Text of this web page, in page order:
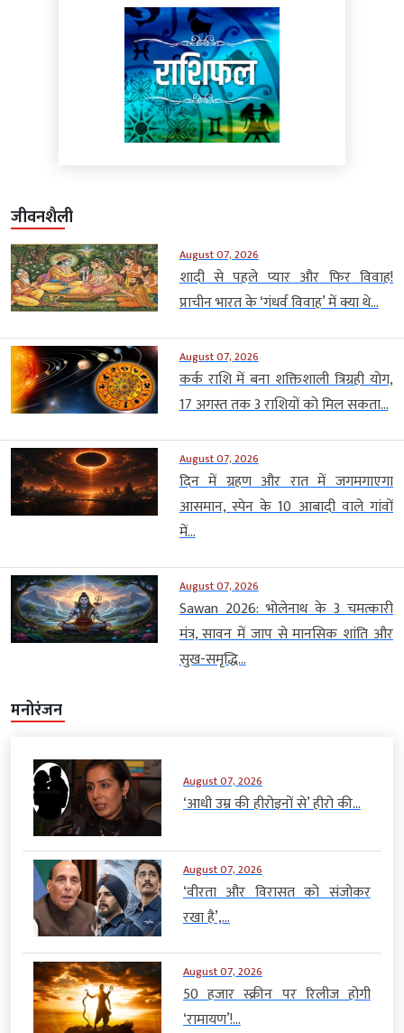
जीवनशैली
August 07, 2026
शादी से पहले प्यार और फिर विवाह!
प्राचीन भारत के ‘गंधर्व विवाह’ में क्या थे...
August 07, 2026
कर्क राशि में बना शक्तिशाली त्रिग्रही योग,
17 अगस्त तक 3 राशियों को मिल सकता...
August 07, 2026
दिन में ग्रहण और रात में जगमगाएगा
आसमान, स्पेन के 10 आबादी वाले गांवों
में...
August 07, 2026
Sawan 2026: भोलेनाथ के 3 चमत्कारी
मंत्र, सावन में जाप से मानसिक शांति और
सुख-समृद्धि...
मनोरंजन
August 07, 2026
‘आधी उम्र की हीरोइनों से’ हीरो की...
August 07, 2026
‘वीरता और विरासत को संजोकर
रखा है’,...
August 07, 2026
50 हजार स्क्रीन पर रिलीज होगी
‘रामायण’!...